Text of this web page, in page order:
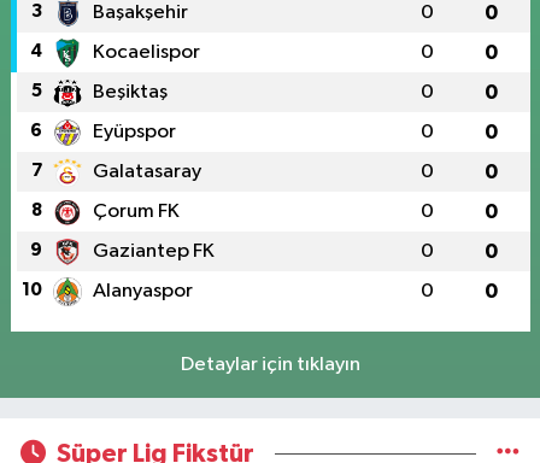
3 Başakşehir 0 0
4 Kocaelispor 0 0
5 Beşiktaş 0 0
6 Eyüpspor 0 0
7 Galatasaray 0 0
8 Çorum FK 0 0
9 Gaziantep FK 0 0
10 Alanyaspor 0 0
Detaylar için tıklayın
Süper Lig Fikstür